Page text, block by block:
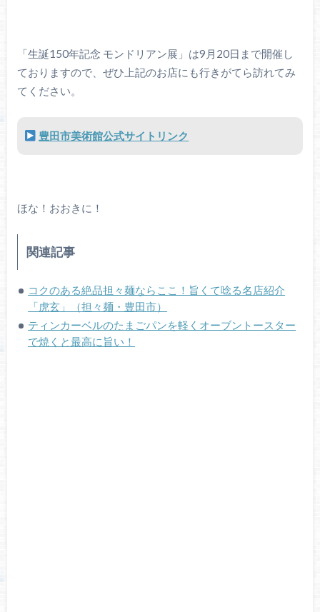
「生誕150年記念 モンドリアン展」は9月20日まで開催し
ておりますので、ぜひ上記のお店にも行きがてら訪れてみ
てください。
豊田市美術館公式サイトリンク
ほな！おおきに！
関連記事
コクのある絶品担々麺ならここ！旨くて唸る名店紹介
「虎玄」（担々麺・豊田市）
ティンカーベルのたまごパンを軽くオーブントースター
で焼くと最高に旨い！